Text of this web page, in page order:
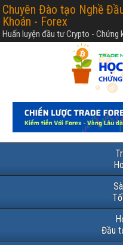
Chuyên Đào tạo Nghề
Khoán - Forex
Huấn luyện đầu tư Crypto -
Đầu